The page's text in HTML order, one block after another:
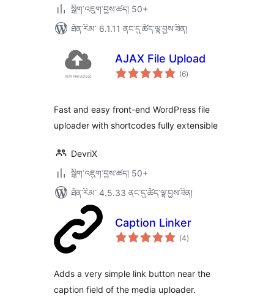
སྒྲིག་འཇུག་བྱས་ཚད། 50+
ཐོན་རིམ་ 6.1.11 ནང་དུ་ཚོད་ལྟ་བྱས་ཟིན།
AJAX File Upload
(6གདེང་
འཇོག་
)
Fast and easy front-end WordPress file
uploader with shortcodes fully extensible
DevriX
སྒྲིག་འཇུག་བྱས་ཚད། 50+
ཐོན་རིམ་ 4.5.33 ནང་དུ་ཚོད་ལྟ་བྱས་ཟིན།
Caption Linker
(4གདེང་
འཇོག་
)
Adds a very simple link button near the
caption field of the media uploader.